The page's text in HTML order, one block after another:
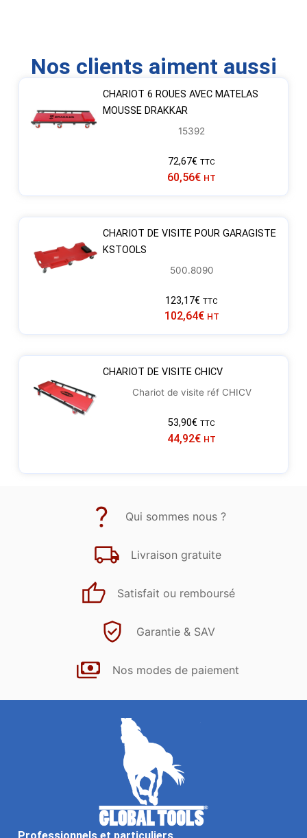
Nos clients aiment aussi
CHARIOT 6 ROUES AVEC MATELAS
MOUSSE DRAKKAR
15392
72,67€ TTC
60,56€ HT
CHARIOT DE VISITE POUR GARAGISTE
KSTOOLS
500.8090
123,17€ TTC
102,64€ HT
CHARIOT DE VISITE CHICV
Chariot de visite réf CHICV
53,90€ TTC
44,92€ HT
Qui sommes nous ?
Livraison gratuite
Satisfait ou remboursé
Garantie & SAV
Nos modes de paiement